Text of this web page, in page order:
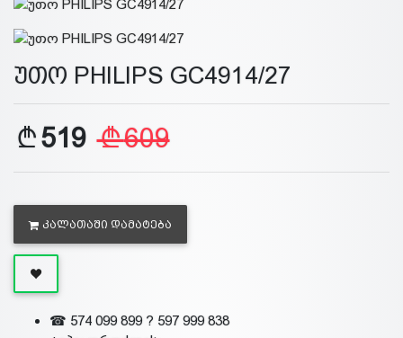
უთო PHILIPS GC4914/27
519 609
ᲙᲐᲚᲐᲗᲐᲨᲘ ᲓᲐᲛᲐᲢᲔᲑᲐ
☎ 574 099 899 ? 597 999 838